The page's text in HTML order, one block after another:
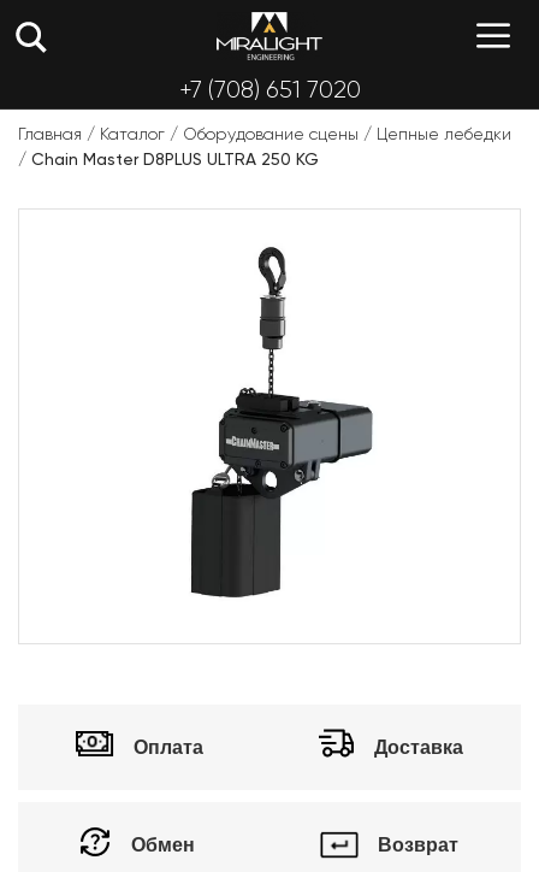
+7 (708) 651 7020
Главная / Каталог / Оборудование сцены / Цепные лебедки
/ Chain Master D8PLUS ULTRA 250 KG
Оплата Доставка
Обмен Возврат